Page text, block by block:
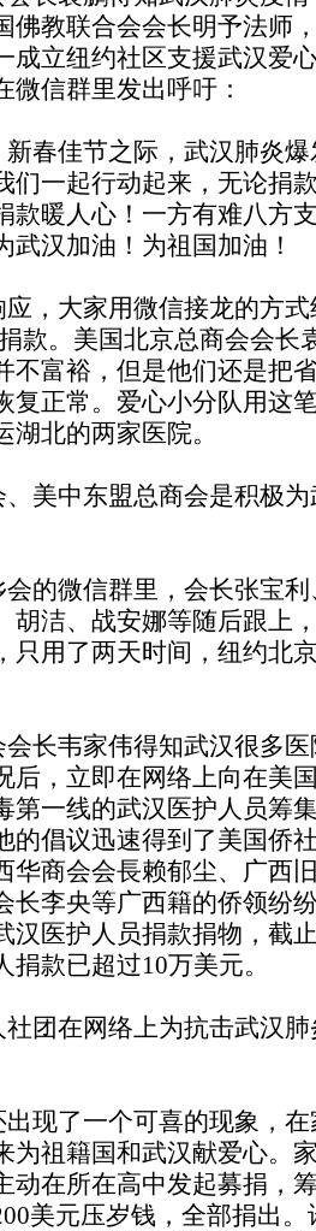
佛教联合会会长明予法师
成立纽约社区支援武汉爱
微信群里发出呼吁：
春佳节之际，武汉肺炎爆
们一起行动起来，无论捐
款暖人心！一方有难八方
武汉加油！为祖国加油！
，大家用微信接龙的方式
款。美国北京总商会会长
不富裕，但是他们还是把
复正常。爱心小分队用这
北的两家医院。
美中东盟总商会是积极为
的微信群里，会长张宝利
胡洁、战安娜等随后跟上
只用了两天时间，纽约北
长韦家伟得知武汉很多医
后，立即在网络上向在美
第一线的武汉医护人员筹
的倡议迅速得到了美国侨
华商会会長赖郁尘、广西
长李央等广西籍的侨领纷
汉医护人员捐款捐物，截
款已超过10万美元。
团在网络上为抗击武汉肺
现了一个可喜的现象，在
为祖籍国和武汉献爱心。
动在所在高中发起募捐，
美元压岁钱，全部捐出